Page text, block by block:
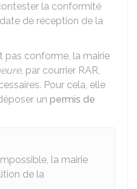
la conformité
de réception de la
pas conforme, la mairie
, par courrier RAR,
Pour cela, elle
un permis de
la mairie
de la